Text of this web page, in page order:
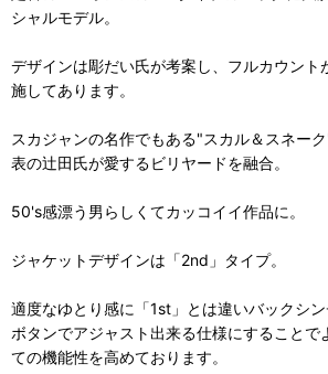
シャルモデル。
デザインは彫だい氏が考案し、フルカウント
施してあります。
スカジャンの名作でもある"スカル＆スネー
表の辻田氏が愛するビリヤードを融合。
50's感漂う男らしくてカッコイイ作品に。
ジャケットデザインは「2nd」タイプ。
適度なゆとり感に「1st」とは違いバックシン
ボタンでアジャスト出来る仕様にすることで
ての機能性を高めております。